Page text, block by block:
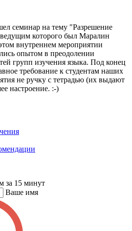
семинар на тему "Разрешение
которого был Маралин
внутреннем мероприятии
опытом в преодолении
групп изучения языка. Под конец
требование к студентам наших
не ручку с тетрадью (их выдают
настроение. :-)
за 15 минут
Ваше имя